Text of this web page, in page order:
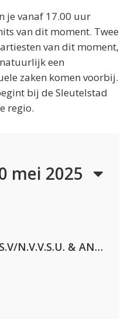
je vanaf 17.00 uur
van dit moment. Twee
van dit moment,
een
zaken komen voorbij.
bij de Sleutelstad
regio.
mei 2025
Lustrum U.V.S.V/N.V.V.S.U. & ANNO ONS & Jopke van Dobbenburgh & Roeland Beelen